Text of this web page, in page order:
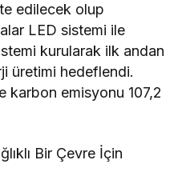
edilecek olup
LED sistemi ile
kurularak ilk andan
üretimi hedeflendi.
karbon emisyonu 107,2
Bir Çevre İçin